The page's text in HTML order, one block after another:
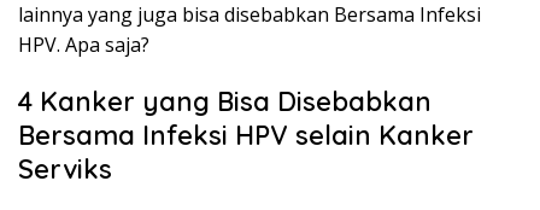
lainnya yang juga bisa disebabkan Bersama Infeksi
HPV. Apa saja?
4 Kanker yang Bisa Disebabkan
Bersama Infeksi HPV selain Kanker
Serviks